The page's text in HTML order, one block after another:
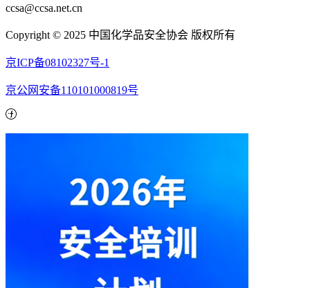
ccsa@ccsa.net.cn
Copyright © 2025 中国化学品安全协会 版权所有
京ICP备08102327号-1
京公网安备110101000819号